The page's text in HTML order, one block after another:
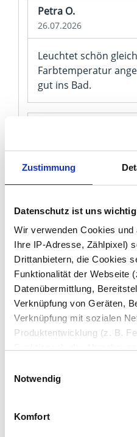
Zustimmung
Datenschutz ist uns
Wir verwenden Cookies
Ihre IP-Adresse, Zählpixel)
Drittanbietern, die Cookies
Funktionalität der Webseite
Datenübermittlung,
Verknüpfung von Geräten,
Verknüpfung mit sozialen
Produktentwicklung (z. B.
(z. B. Ladezeiten,
Bereitstellung und Messen
Anzeigen, Retargeting).
Notwendig
Komfort
Petra O.
26.07.2026
Leuchtet schön
Farbtemperatur
gut ins Bad.
Beleuchtung am
gleichmäßig, aber
Dübelpositionen um
bevor es passte.
Marie M.
31.08.2025
Das Licht vom Carlo
beim Rasieren, kein
bemerkt, obwohl
hab – da hätte ich